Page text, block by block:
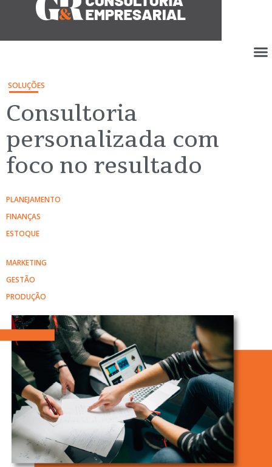
SOLUÇÕES
Consultoria
personalizada com
foco no resultado
PLANEJAMENTO
FINANÇAS
ESTOQUE
MARKETING
GESTÃO
PRODUÇÃO